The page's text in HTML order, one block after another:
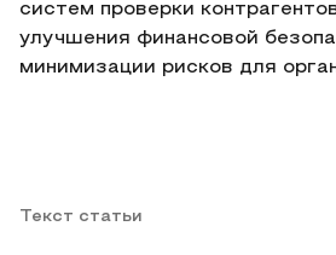
систем проверки
улучшения финансовой
минимизации рисков для
Текст статьи